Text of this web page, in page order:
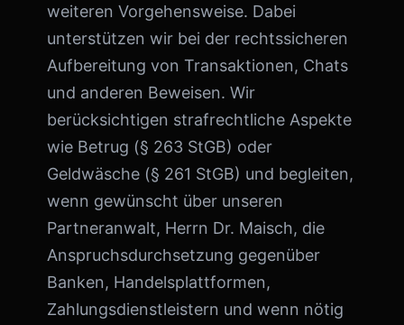
weiteren Vorgehensweise. Dabei
unterstützen wir bei der rechtssicheren
Aufbereitung von Transaktionen, Chats
und anderen Beweisen. Wir
berücksichtigen strafrechtliche Aspekte
wie Betrug (§ 263 StGB) oder
Geldwäsche (§ 261 StGB) und begleiten,
wenn gewünscht über unseren
Partneranwalt, Herrn Dr. Maisch, die
Anspruchsdurchsetzung gegenüber
Banken, Handelsplattformen,
Zahlungsdienstleistern und wenn nötig